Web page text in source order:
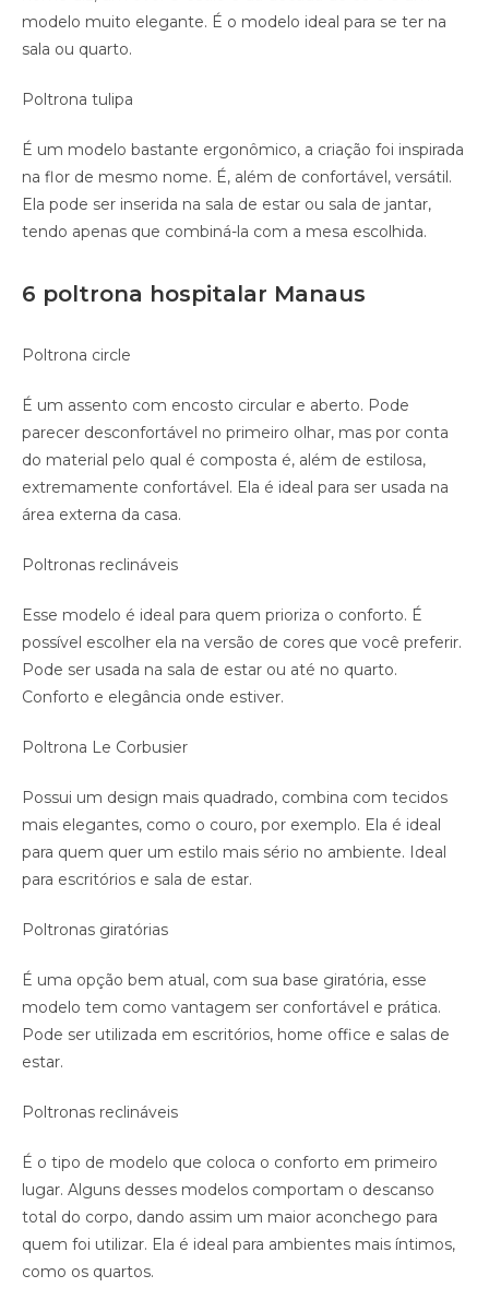
modelo muito elegante. É o modelo ideal para se ter na
sala ou quarto.
Poltrona tulipa
É um modelo bastante ergonômico, a criação foi inspirada
na flor de mesmo nome. É, além de confortável, versátil.
Ela pode ser inserida na sala de estar ou sala de jantar,
tendo apenas que combiná-la com a mesa escolhida.
6 poltrona hospitalar Manaus
Poltrona circle
É um assento com encosto circular e aberto. Pode
parecer desconfortável no primeiro olhar, mas por conta
do material pelo qual é composta é, além de estilosa,
extremamente confortável. Ela é ideal para ser usada na
área externa da casa.
Poltronas reclináveis
Esse modelo é ideal para quem prioriza o conforto. É
possível escolher ela na versão de cores que você preferir.
Pode ser usada na sala de estar ou até no quarto.
Conforto e elegância onde estiver.
Poltrona Le Corbusier
Possui um design mais quadrado, combina com tecidos
mais elegantes, como o couro, por exemplo. Ela é ideal
para quem quer um estilo mais sério no ambiente. Ideal
para escritórios e sala de estar.
Poltronas giratórias
É uma opção bem atual, com sua base giratória, esse
modelo tem como vantagem ser confortável e prática.
Pode ser utilizada em escritórios, home office e salas de
estar.
Poltronas reclináveis
É o tipo de modelo que coloca o conforto em primeiro
lugar. Alguns desses modelos comportam o descanso
total do corpo, dando assim um maior aconchego para
quem foi utilizar. Ela é ideal para ambientes mais íntimos,
como os quartos.